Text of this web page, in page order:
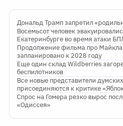
Дональд Трамп запретил
Восемьсот человек
Екатеринбурге во время атаки
Продолжение фильма про
запланировано к 2028 году
Еще один склад Wildberries
беспилотников
Все новые представители
присоединяются к критике
Спрос на Гомера резко вырос
«Одиссея»